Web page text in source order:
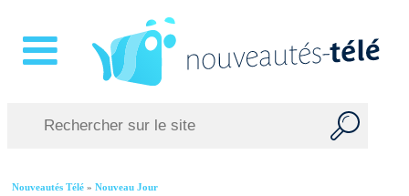
Nouveautés Télé »Nouveau Jour